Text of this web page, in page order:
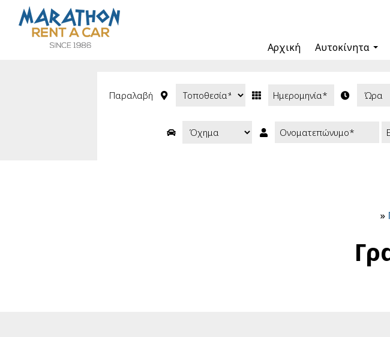
Αρχική Αυτοκίνητα
Αυτόματα Αυτοκίνητα
Mini Bus Αυτόματα
Παραλαβή
»